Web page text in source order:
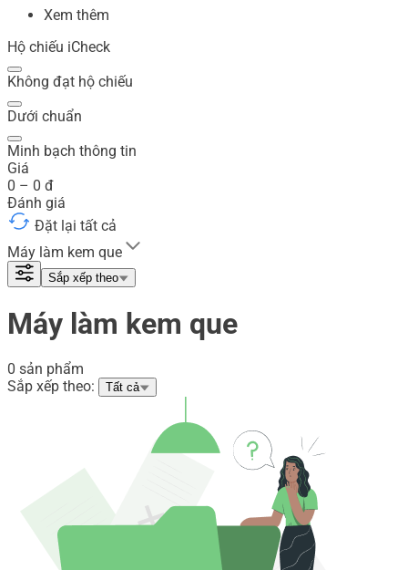
Xem thêm
Hộ chiếu iCheck
Không đạt hộ chiếu
Dưới chuẩn
Minh bạch thông tin
Giá
0 – 0 đ
Đánh giá
Đặt lại tất cả
Máy làm kem que
Sắp xếp theo
Máy làm kem que
0 sản phẩm
Sắp xếp theo:
Tất cả